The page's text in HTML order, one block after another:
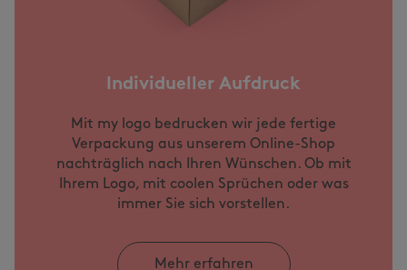
Individueller Aufdruck
Mit my logo bedrucken wir jede fertige
Verpackung aus unserem Online-Shop
nachträglich nach Ihren Wünschen. Ob mit
Ihrem Logo, mit coolen Sprüchen oder was
immer Sie sich vorstellen.
Mehr erfahren